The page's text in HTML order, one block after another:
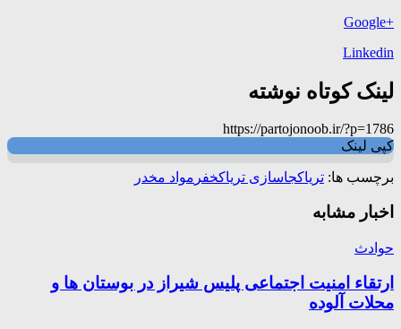
+Google
Linkedin
لینک کوتاه نوشته
https://partojonoob.ir/?p=1786
کپی لینک
برچسب ها: تریاکجاسازی تریاکخفر مواد مخدر
اخبار مشابه
حوادث
ارتقاء امنیت اجتماعی پلیس شیراز در بوستان ها و
محلات آلوده